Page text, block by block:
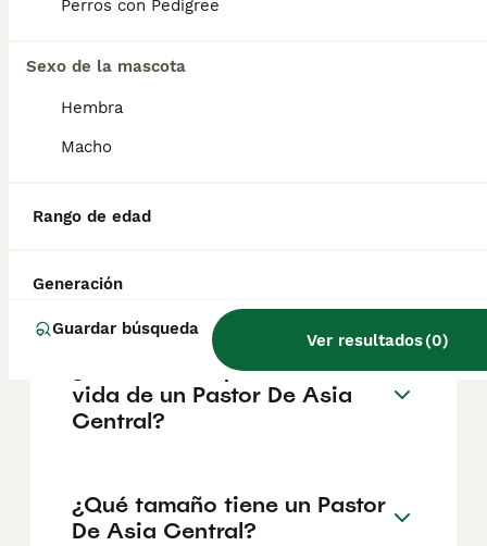
Perros con Pedigree
Sexo de la mascota
Hembra
Macho
Rango de edad
Generación
Guardar búsqueda
Ver resultados(0)
¿Cómo es el carácter de
Pastor De Asia Central?
Pastor De Asia Central?
¿Cuál es la esperanza de
vida de un Pastor De Asia
Central?
¿Qué tamaño tiene un Pastor
De Asia Central?